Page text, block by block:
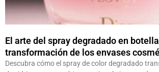
El arte del spray degradado en
transformación de los envases
Descubra cómo el spray de color degradado